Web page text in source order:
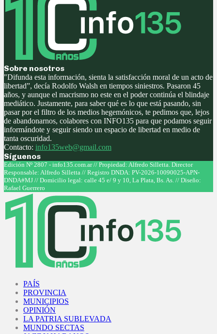
Sobre nosotros
"Difunda esta información, sienta la satisfacción moral de un acto de
libertad”, decía Rodolfo Walsh en tiempos siniestros. Pasaron 45
años, y aunque el macrismo no este en el poder continúa el blindaje
mediático. Justamente, para saber qué es lo que está pasando, sin
pasar por el filtro de los medios hegemónicos, te pedimos que, lejos
de abandonarnos, colabores con INFO135 para que podamos seguir
informándote y seguir siendo un espacio de libertad en medio de
tanta oscuridad.
Contacto: info135web@gmail.com
Síguenos
Facebook
Twitter
Instagram
Youtube
Edición Nº 2807 - info135.com.ar // Propiedad: Alfredo Silletta. Director
Responsable: Alfredo Silletta // Registro DNDA: PV-2026-10090025-APN-
DNDA#MJ // Domicilio legal: calle 45 e/ 9 y 10, La Plata, Bs. As. // Diseño:
Rafael Guerrero
PAÍS
PROVINCIA
MUNICIPIOS
OPINIÓN
LA PATRIA SUBLEVADA
MUNDO SECTAS